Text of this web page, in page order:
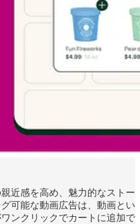
近感を高め、魅力的なストー
可能な動画広告は、動画とい
ンクリックでカートに追加で